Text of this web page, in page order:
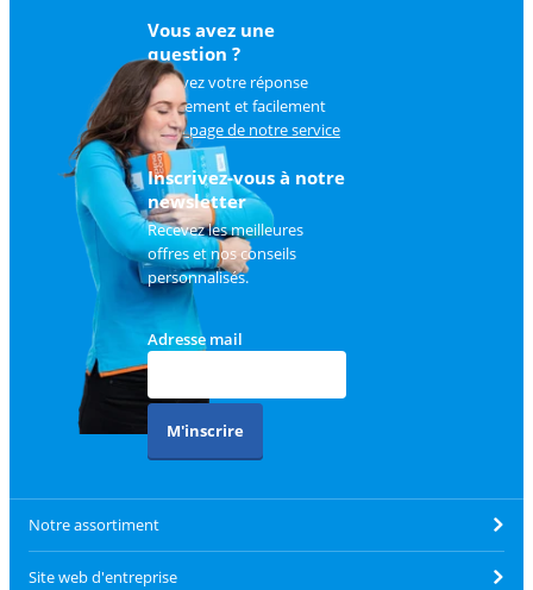
Vous avez une
question ?
Trouvez votre réponse
rapidement et facilement
surla page de notre service
client.
Inscrivez-vous à notre
newsletter
Recevez les meilleures
offres et nos conseils
personnalisés.
Adresse mail
M'inscrire
Notre assortiment
Site web d'entreprise